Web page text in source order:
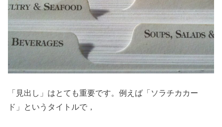
「見出し」はとても重要です。例えば「ソラチカカー
ド」というタイトルで，